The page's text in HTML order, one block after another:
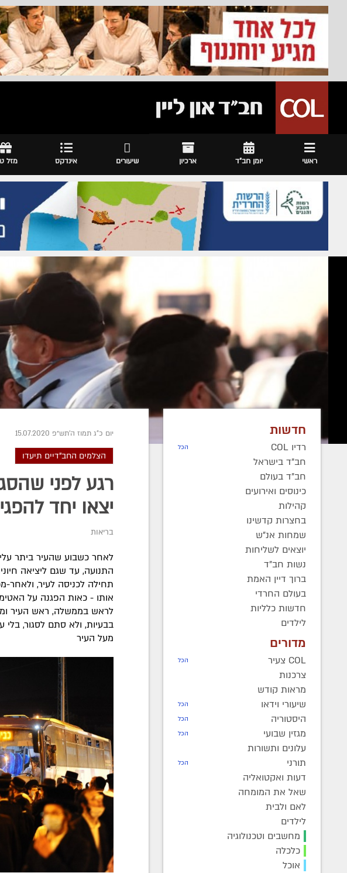
ראשי יומן חב"ד ארכיון שיעורים אינדקס מזל
חדשות
רדיו COL הכל
חב"ד בישראל
חב"ד בעולם
כינוסים ואירועים
קהילות
בחצרות קדשינו
שמחות אנ"ש
יוצאים לשליחות
נשות חב"ד
ברוך דיין האמת
בעולם החרדי
חדשות כלליות
לילדים
מדורים
COL צעיר הכל
צרכנות
מראות קודש
שיעורי וידאו
הכל
היסטוריה הכל
מגזין שבועי הכל
עלונים ותשורות
תורני
הכל
דעות ואקטואליה
שאל את המומחה
לאם ולבית
לילדים
מחשבים וטכנולוגיה
כלכלה
אוכל
יום כ"ג תמוז ה׳תש״פ 15.07.2020
הצלמים החב"דיים תיעדו
רגע לפני
יצאו יחד
בריאות
לאחר כשבוע שהעיר ביתר
התנועה, עד שגם ליציאה
אותו - כאות הפגנה על
לראש בממשלה, ראש העיר
בבעיות, ולא סתם לסגור,
מעל העיר